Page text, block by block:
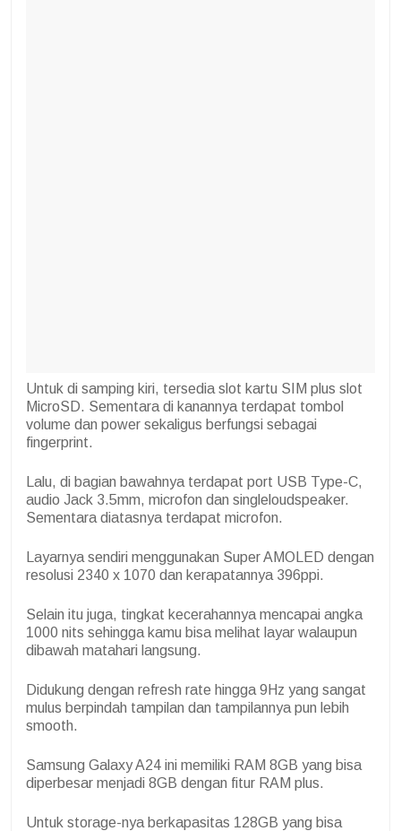
Untuk di samping kiri, tersedia slot kartu SIM plus slot
MicroSD. Sementara di kanannya terdapat tombol
volume dan power sekaligus berfungsi sebagai
fingerprint.
Lalu, di bagian bawahnya terdapat port USB Type-C,
audio Jack 3.5mm, microfon dan singleloudspeaker.
Sementara diatasnya terdapat microfon.
Layarnya sendiri menggunakan Super AMOLED dengan
resolusi 2340 x 1070 dan kerapatannya 396ppi.
Selain itu juga, tingkat kecerahannya mencapai angka
1000 nits sehingga kamu bisa melihat layar walaupun
dibawah matahari langsung.
Didukung dengan refresh rate hingga 9Hz yang sangat
mulus berpindah tampilan dan tampilannya pun lebih
smooth.
Samsung Galaxy A24 ini memiliki RAM 8GB yang bisa
diperbesar menjadi 8GB dengan fitur RAM plus.
Untuk storage-nya berkapasitas 128GB yang bisa